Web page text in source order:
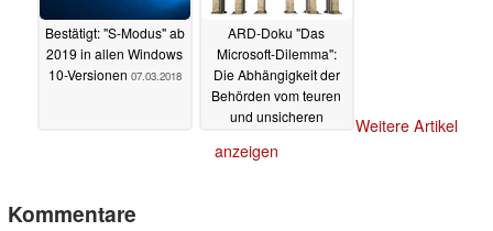
Bestätigt: "S-Modus" ab
2019 in allen Windows
10-Versionen 07.03.2018
ARD-Doku "Das
Microsoft-Dilemma":
Die Abhängigkeit der
Behörden vom teuren
und unsicheren
Weitere Artikel
anzeigen
Kommentare